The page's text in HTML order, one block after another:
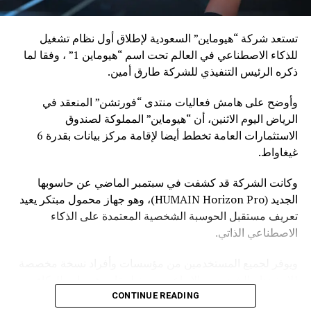
تستعد شركة “هيوماين” السعودية لإطلاق أول نظام تشغيل
للذكاء الاصطناعي في العالم تحت اسم “هيوماين 1” ، وفقا لما
ذكره الرئيس التنفيذي للشركة طارق أمين.
وأوضح على هامش فعاليات منتدى “فورتشن” المنعقد في
الرياض اليوم الاثنين، أن “هيوماين” المملوكة لصندوق
الاستثمارات العامة تخطط أيضا لإقامة مركز بيانات بقدرة 6
غيغاواط.
وكانت الشركة قد كشفت في سبتمبر الماضي عن حاسوبها
الجديد (HUMAIN Horizon Pro)، وهو جهاز محمول مبتكر يعيد
تعريف مستقبل الحوسبة الشخصية المعتمدة على الذكاء
الاصطناعي الذاتي.
الاصطناعي مثبتة مسبقا وجاهزة للتفعيل، وإمكانية إضافة خواص
CONTINUE READING